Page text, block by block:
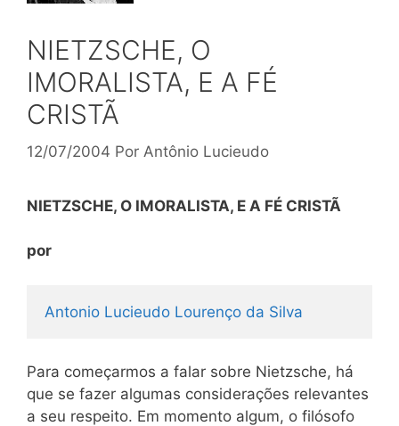
NIETZSCHE, O
IMORALISTA, E A FÉ
CRISTÃ
12/07/2004 Por Antônio Lucieudo
NIETZSCHE, O IMORALISTA, E A FÉ CRISTÃ
por
Antonio Lucieudo Lourenço da Silva
Para começarmos a falar sobre Nietzsche, há
que se fazer algumas considerações relevantes
a seu respeito. Em momento algum, o filósofo